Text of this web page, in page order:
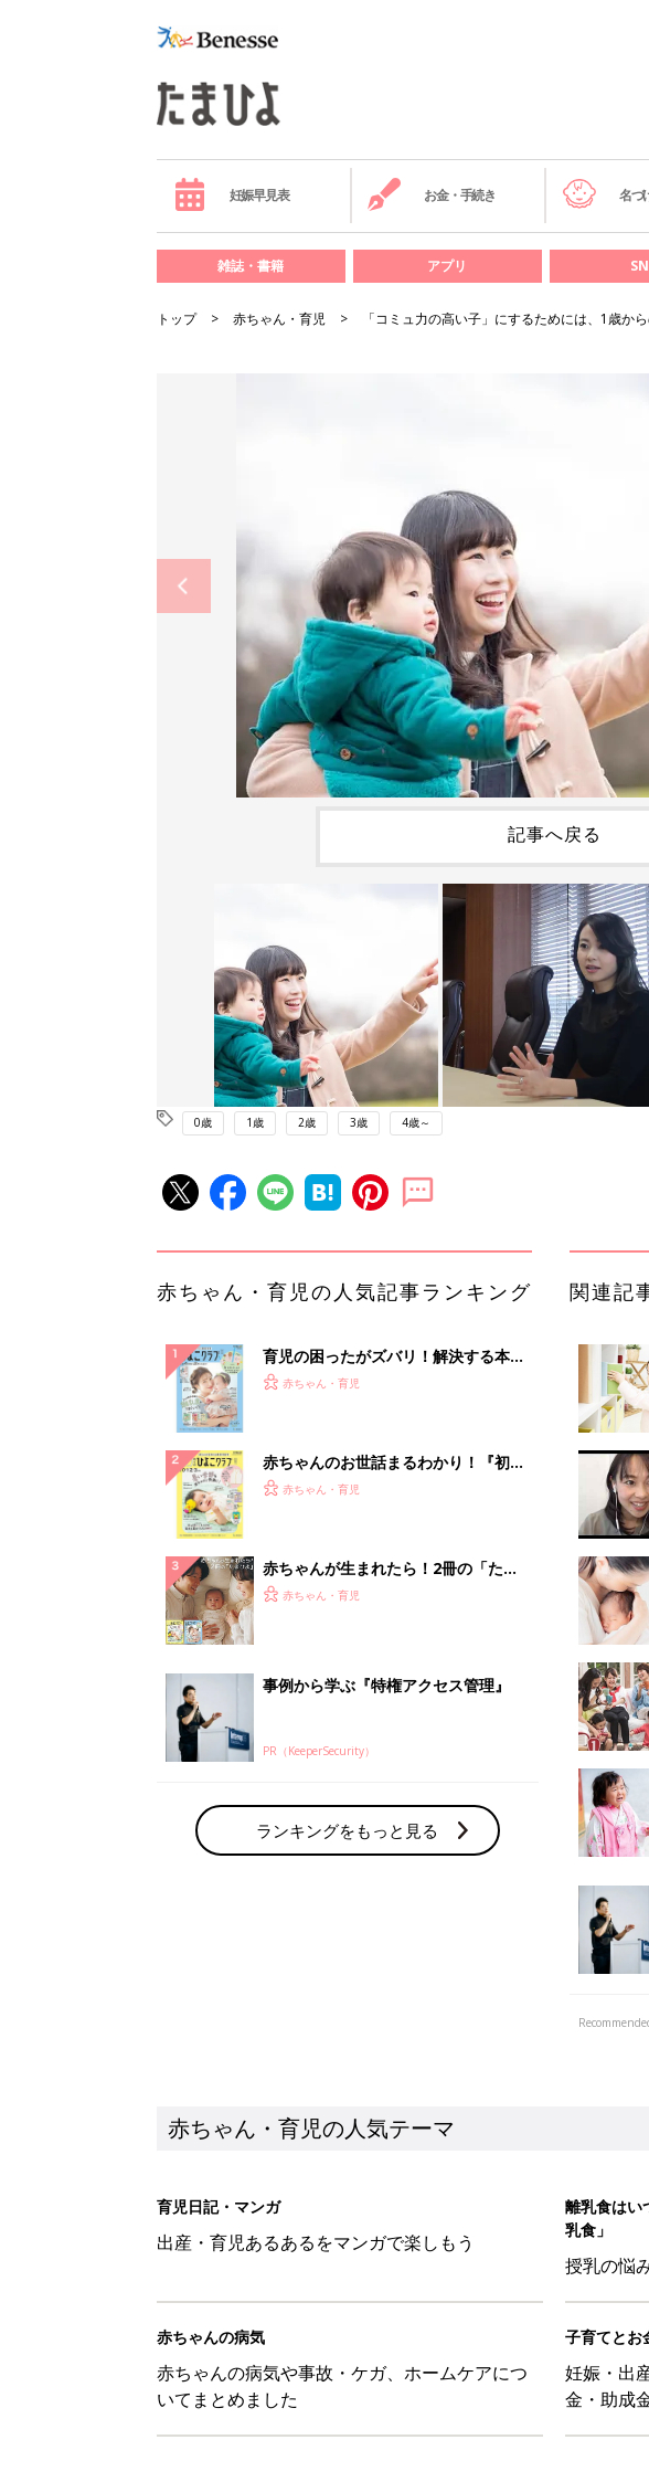
妊娠早見表 お金・手続き 名づ
雑誌・書籍 アプリ
トップ 赤ちゃん・育児 「コミュ力の高い子」にするためには、1歳か
記事へ戻る
0歳 1歳 2歳 3歳 4歳～
赤ちゃん・育児の人気記事ランキング
育児の困ったがズバリ！解決する本
『ひよこクラブ 夏号』 4カ月～2才
赤ちゃん・育児
赤ちゃんのお世話まるわかり！『初め
てのひよこクラブ 夏号』〈巻頭大特
赤ちゃん・育児
赤ちゃんが生まれたら！2冊の「たま
ひよ」
赤ちゃん・育児
事例から学ぶ『特権アクセス管理』
PR（KeeperSecurity）
ランキングをもっと見る
関連記
赤ちゃん・育児の人気テーマ
育児日記・マンガ
出産・育児あるあるをマンガで楽しもう
離乳食はい
乳食」
授乳の悩
赤ちゃんの病気
赤ちゃんの病気や事故・ケガ、ホームケアにつ
いてまとめました
子育てとお
妊娠・出
金・助成